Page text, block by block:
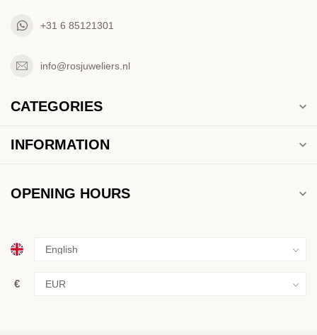
+31 6 85121301
info@rosjuweliers.nl
CATEGORIES
INFORMATION
OPENING HOURS
€